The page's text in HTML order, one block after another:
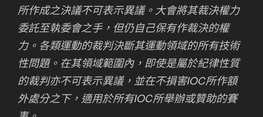
所作成之決議不可表示異議。大會將其裁決權力
委託至執委會之手，但仍自己保有作裁決的權
力。各類運動的裁判決斷其運動領域的所有技術
性問題。在其領域範圍內，即使是屬於紀律性質
的裁判亦不可表示異議，並在不損害IOC所作額
外處分之下，適用於所有IOC所舉辦或贊助的賽